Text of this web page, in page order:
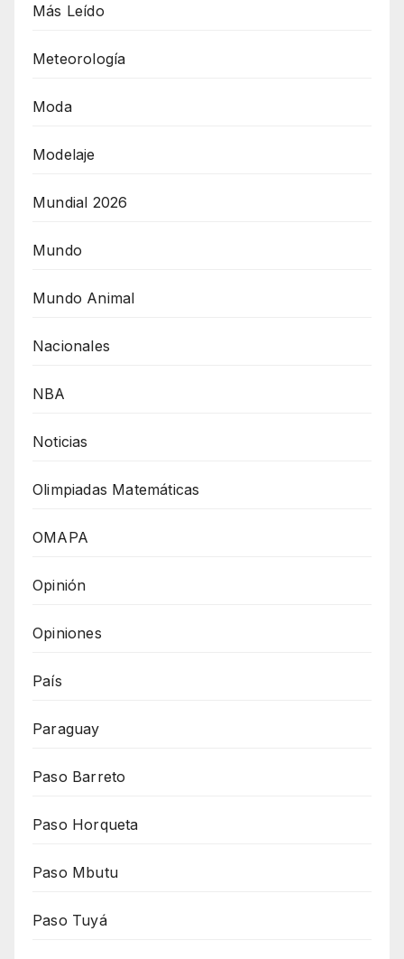
Más Leído
Meteorología
Moda
Modelaje
Mundial 2026
Mundo
Mundo Animal
Nacionales
NBA
Noticias
Olimpiadas Matemáticas
OMAPA
Opinión
Opiniones
País
Paraguay
Paso Barreto
Paso Horqueta
Paso Mbutu
Paso Tuyá